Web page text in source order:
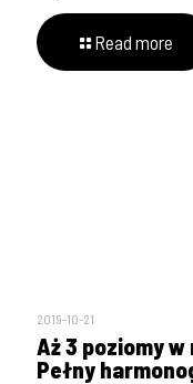
Read more
2019-10-21
Aż 3 poziomy
Pełny